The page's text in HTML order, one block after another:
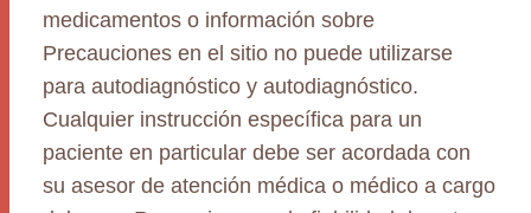
medicamentos o información sobre
Precauciones en el sitio no puede utilizarse
para autodiagnóstico y autodiagnóstico.
Cualquier instrucción específica para un
paciente en particular debe ser acordada con
su asesor de atención médica o médico a cargo